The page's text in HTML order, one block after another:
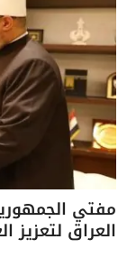
مفتي
العراق لتعزيز